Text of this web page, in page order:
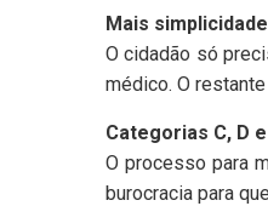
Mais
O cidadão só
médico. O
Categorias C, D
O processo para
burocracia para